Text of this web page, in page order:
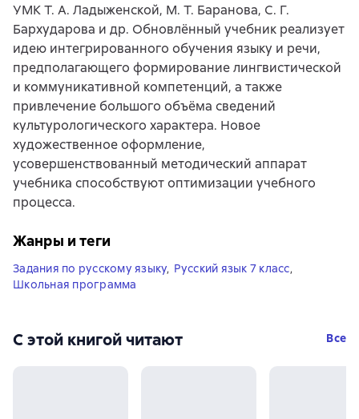
УМК Т. А. Ладыженской, М. Т. Баранова, C. Г.
Бархударова и др. Обновлённый учебник реализует
идею интегрированного обучения языку и речи,
предполагающего формирование лингвистической
и коммуникативной компетенций, а также
привлечение большого объёма сведений
культурологического характера. Новое
художественное оформление,
усовершенствованный методический аппарат
учебника способствуют оптимизации учебного
процесса.
Жанры и теги
Задания по русскому языку, Русский язык 7 класс,
Школьная программа
С этой книгой читают Все